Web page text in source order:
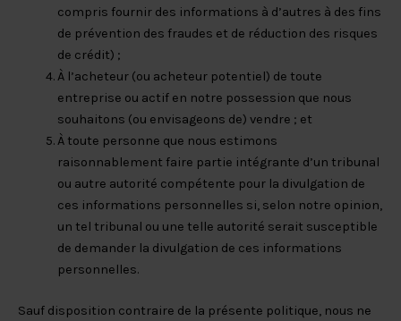
compris fournir des informations à d’autres à des fins
de prévention des fraudes et de réduction des risques
de crédit) ;
À l’acheteur (ou acheteur potentiel) de toute
entreprise ou actif en notre possession que nous
souhaitons (ou envisageons de) vendre ; et
À toute personne que nous estimons
raisonnablement faire partie intégrante d’un tribunal
ou autre autorité compétente pour la divulgation de
ces informations personnelles si, selon notre opinion,
un tel tribunal ou une telle autorité serait susceptible
de demander la divulgation de ces informations
personnelles.
Sauf disposition contraire de la présente politique, nous ne